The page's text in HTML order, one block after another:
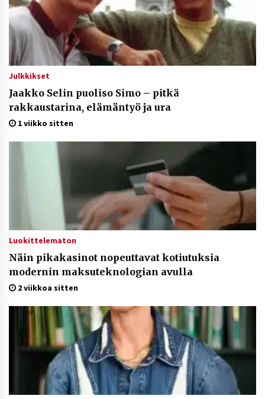
Julkkikset
Jaakko Selin puoliso Simo – pitkä
rakkaustarina, elämäntyö ja ura
1 viikko sitten
Luokittelematon
Näin pikakasinot nopeuttavat kotiutuksia
modernin maksuteknologian avulla
2 viikkoa sitten